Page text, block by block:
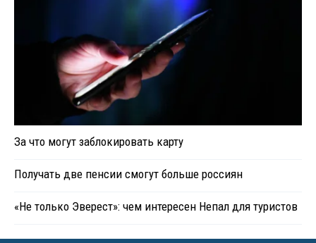
За что могут заблокировать карту
Получать две пенсии смогут больше россиян
«Не только Эверест»: чем интересен Непал для туристов